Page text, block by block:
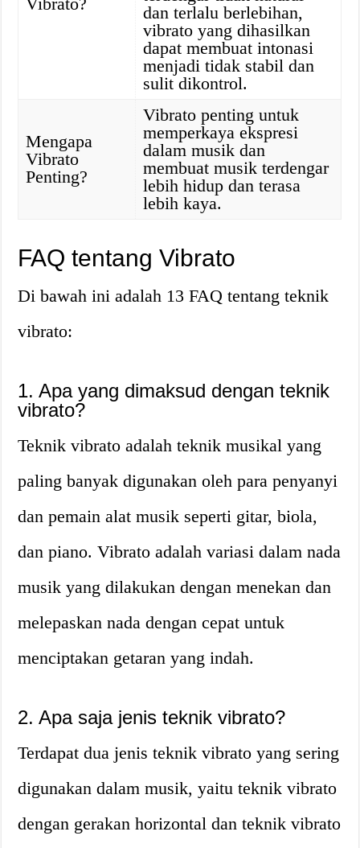
dan terlalu berlebihan,
vibrato yang dihasilkan
dapat membuat intonasi
menjadi tidak stabil dan
sulit dikontrol.
Mengapa
Vibrato
Penting?
Vibrato penting untuk
memperkaya ekspresi
dalam musik dan
membuat musik terdengar
lebih hidup dan terasa
lebih kaya.
FAQ tentang Vibrato
Di bawah ini adalah 13 FAQ tentang teknik
vibrato:
1. Apa yang dimaksud dengan teknik
vibrato?
Teknik vibrato adalah teknik musikal yang
paling banyak digunakan oleh para penyanyi
dan pemain alat musik seperti gitar, biola,
dan piano. Vibrato adalah variasi dalam nada
musik yang dilakukan dengan menekan dan
melepaskan nada dengan cepat untuk
menciptakan getaran yang indah.
2. Apa saja jenis teknik vibrato?
Terdapat dua jenis teknik vibrato yang sering
digunakan dalam musik, yaitu teknik vibrato
dengan gerakan horizontal dan teknik vibrato